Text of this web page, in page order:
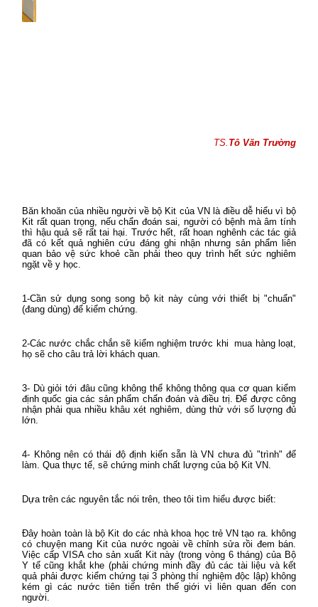
TS. Tô Văn Trường
Băn khoăn của nhiều người về bộ Kit của VN là điều dễ hiểu vì bộ
Kit rất quan trọng, nếu chẩn đoán sai, người có bệnh mà âm tính
thì hậu quả sẽ rất tai hại. Trước hết, rất hoan nghênh các tác giả
đã có kết quả nghiên cứu đáng ghi nhận nhưng sản phẩm liên
quan bảo vệ sức khoẻ cần phải theo quy trình hết sức nghiêm
ngặt về y học.
1-Cần sử dụng song song bộ kit này cùng với thiết bị "chuẩn"
(đang dùng) để kiểm chứng.
2-Các nước chắc chắn sẽ kiểm nghiệm trước khi
mua hàng loạt,
họ sẽ cho câu trả lời khách quan.
3- Dù giỏi tới đâu cũng không thể không thông qua cơ quan kiểm
định quốc gia các sản phẩm chẩn đoán và điều trị. Để được công
nhận phải qua nhiều khâu xét nghiêm, dùng thử với số lượng đủ
lớn.
4- Không nên có thái độ định kiến sẵn là VN chưa đủ "trình" để
làm. Qua thực tế, sẽ chứng minh chất lượng của bộ Kit VN.
Dựa trên các nguyên tắc nói trên, theo tôi tìm hiểu được biết:
Đây hoàn toàn là bộ Kit do các nhà khoa học trẻ VN tạo ra. không
có chuyện mang Kit của nước ngoài về chỉnh sửa rồi đem bán.
Việc cấp VISA cho sản xuất Kit này (trong vòng 6 tháng) của Bộ
Y tế cũng khắt khe (phải chứng minh đầy đủ các tài liệu và kết
quả phải được kiểm chứng tại 3 phòng thí nghiệm độc lập) không
kém gì các nước tiên tiến trên thế giới vì liên quan đến con
người.